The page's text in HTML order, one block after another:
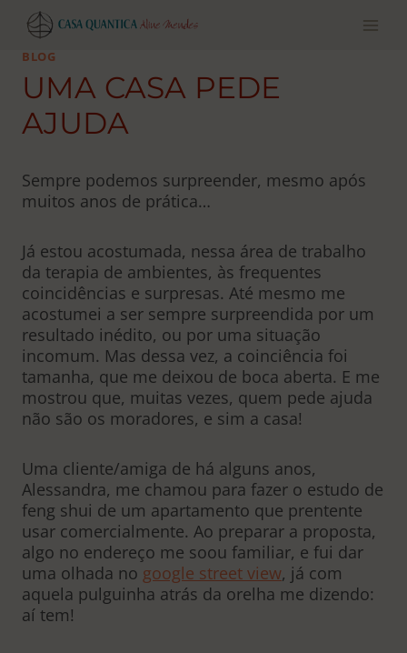
Pular
para
conteúdo
BLOG
UMA CASA PEDE
AJUDA
Sempre podemos surpreender, mesmo após
muitos anos de prática…
Já estou acostumada, nessa área de trabalho
da terapia de ambientes, às frequentes
coincidências e surpresas. Até mesmo me
acostumei a ser sempre surpreendida por um
resultado inédito, ou por uma situação
incomum. Mas dessa vez, a coinciência foi
tamanha, que me deixou de boca aberta. E me
mostrou que, muitas vezes, quem pede ajuda
não são os moradores, e sim a casa!
Uma cliente/amiga de há alguns anos,
Alessandra, me chamou para fazer o estudo de
feng shui de um apartamento que prentente
usar comercialmente. Ao preparar a proposta,
algo no endereço me soou familiar, e fui dar
uma olhada no google street view, já com
aquela pulguinha atrás da orelha me dizendo:
aí tem!